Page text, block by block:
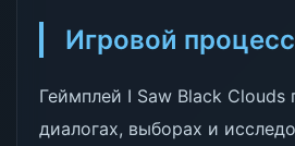
Игровой
Геймплей I Saw Black Clouds
диалогах, выборах и